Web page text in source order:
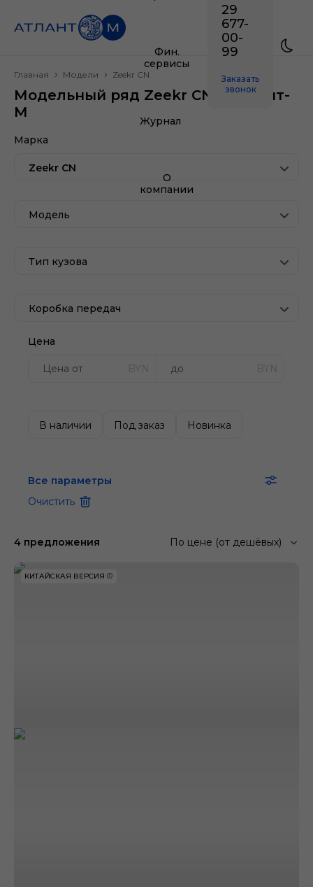
Фин.
сервисы
Журнал
О
компании
29
677-
00-
99
Заказать
звонок
Главная Модели Zeekr CN
Модельный ряд Zeekr CN в Атлант-
М
Марка
Zeekr CN
Модель
Тип кузова
Коробка передач
Цена
BYN BYN
В наличии Под заказ Новинка
Все параметры
Очистить
4 предложения По цене (от дешёвых)
КИТАЙСКАЯ ВЕРСИЯ